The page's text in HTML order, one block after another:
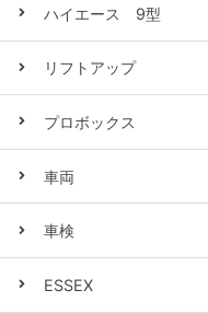
ハイエース 9型
リフトアップ
プロボックス
車両
車検
ESSEX